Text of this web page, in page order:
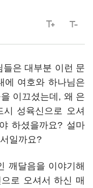
은 대부분 이런 문
에 여호와 하나님은
이끄셨는데, 왜 은
성육신으로 오셔
하셨을까요? 설마
일까요?
깨달음을 이야기해
로 오셔서 하신 매